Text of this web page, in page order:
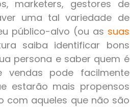
marketers, gestores de
uma tal variedade de
público-alvo (ou as suas
saiba identificar bons
persona e saber quem é
pode facilmente
estarão mais propensos
com aqueles que não são